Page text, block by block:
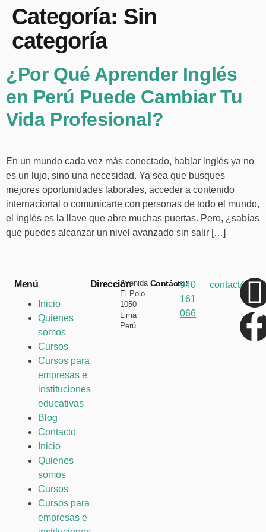
Categoría: Sin
categoría
¿Por Qué Aprender Inglés
en Perú Puede Cambiar Tu
Vida Profesional?
En un mundo cada vez más conectado, hablar inglés ya no
es un lujo, sino una necesidad. Ya sea que busques
mejores oportunidades laborales, acceder a contenido
internacional o comunicarte con personas de todo el mundo,
el inglés es la llave que abre muchas puertas. Pero, ¿sabías
que puedes alcanzar un nivel avanzado sin salir […]
Menú
Inicio
Quienes
somos
Cursos
Cursos para
empresas e
instituciones
educativas
Blog
Contacto
Inicio
Quienes
somos
Cursos
Cursos para
empresas e
DirecciónAvenida
El Polo
1050 –
Lima
Perú
Contácto:940
161
066